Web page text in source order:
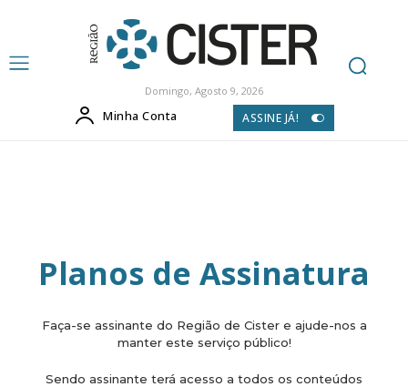
Domingo, Agosto 9, 2026
Minha Conta ASSINE JÁ!
Planos de Assinatura
Faça-se assinante do Região de Cister e ajude-nos a
manter este serviço público!
Sendo assinante terá acesso a todos os conteúdos